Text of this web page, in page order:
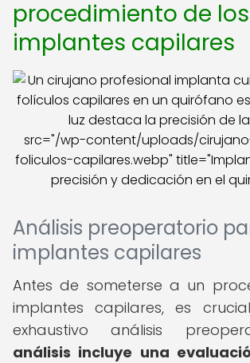
procedimiento de los
implantes capilares
src="/wp-content/uploads/
foliculos-capilares.webp"
precisión y dedicación en el
Análisis preoperatorio
implantes capilares
Antes de someterse a un
implantes capilares, es
exhaustivo análisis
análisis incluye una